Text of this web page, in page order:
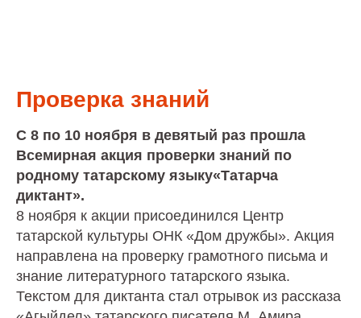
Проверка знаний
С 8 по 10 ноября в девятый раз прошла
Всемирная акция проверки знаний по
родному татарскому языку«Татарча
диктант».
8 ноября к акции присоединился Центр
татарской культуры ОНК «Дом дружбы». Акция
направлена на проверку грамотного письма и
знание литературного татарского языка.
Текстом для диктанта стал отрывок из рассказа